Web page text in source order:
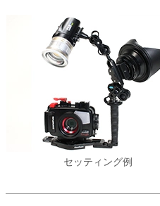
セッティング例